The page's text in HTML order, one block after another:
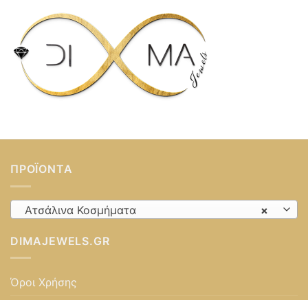
ΠΡΟΪΌΝΤΑ
×
Ατσάλινα Κοσμήματα
DIMAJEWELS.GR
Όροι Χρήσης